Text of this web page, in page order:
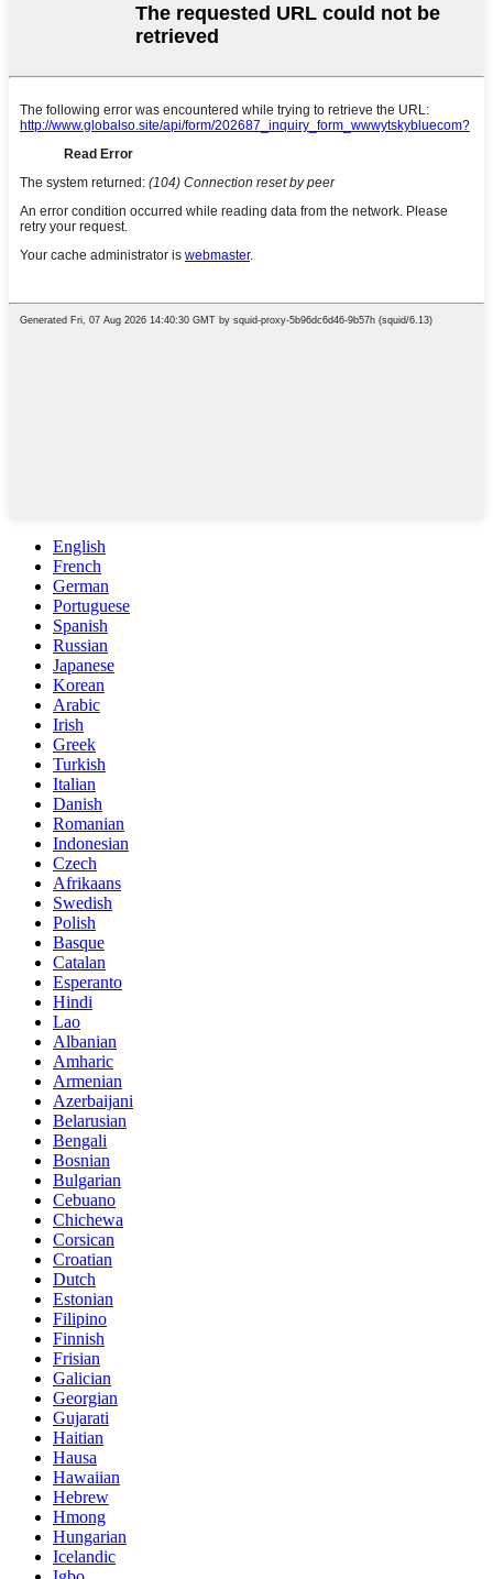
English
French
German
Portuguese
Spanish
Russian
Japanese
Korean
Arabic
Irish
Greek
Turkish
Italian
Danish
Romanian
Indonesian
Czech
Afrikaans
Swedish
Polish
Basque
Catalan
Esperanto
Hindi
Lao
Albanian
Amharic
Armenian
Azerbaijani
Belarusian
Bengali
Bosnian
Bulgarian
Cebuano
Chichewa
Corsican
Croatian
Dutch
Estonian
Filipino
Finnish
Frisian
Galician
Georgian
Gujarati
Haitian
Hausa
Hawaiian
Hebrew
Hmong
Hungarian
Icelandic